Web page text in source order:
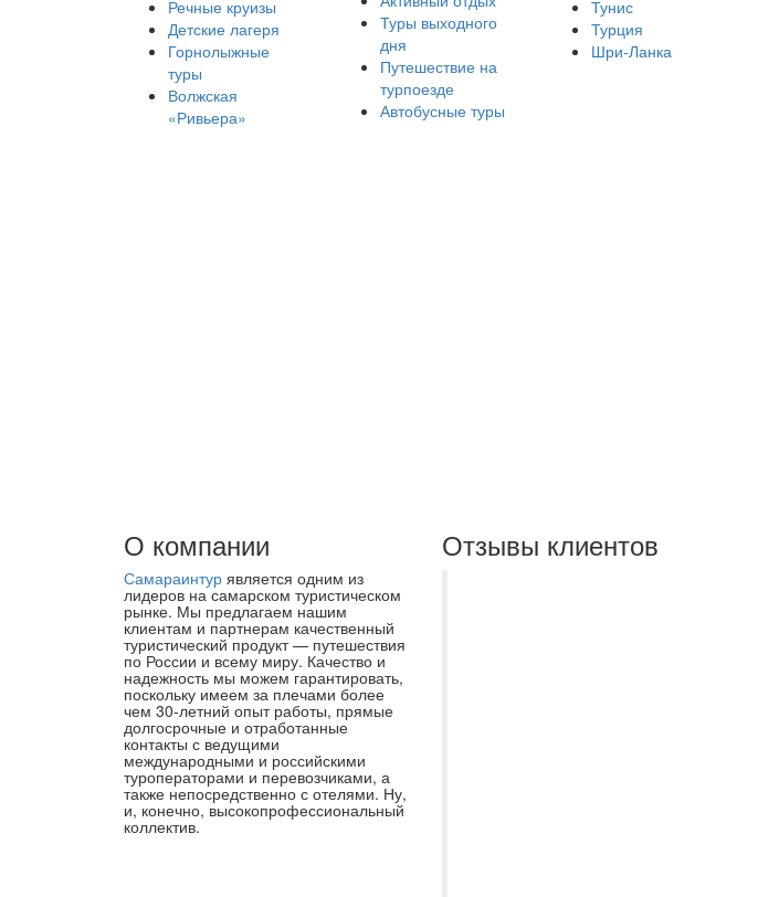
Речные круизы
Детские лагеря
Горнолыжные
туры
Волжская
«Ривьера»
Туры выходного
дня
Путешествие на
турпоезде
Автобусные туры
Тунис
Турция
Шри-Ланка
О компании
Самараинтур является одним из
лидеров на самарском туристическом
рынке. Мы предлагаем нашим
клиентам и партнерам качественный
туристический продукт — путешествия
по России и всему миру. Качество и
надежность мы можем гарантировать,
поскольку имеем за плечами более
чем 30-летний опыт работы, прямые
долгосрочные и отработанные
контакты с ведущими
международными и российскими
туроператорами и перевозчиками, а
также непосредственно с отелями. Ну,
и, конечно, высокопрофессиональный
коллектив.
Отзывы клиентов